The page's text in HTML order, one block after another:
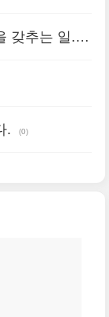
갖추는 일.
. (0)